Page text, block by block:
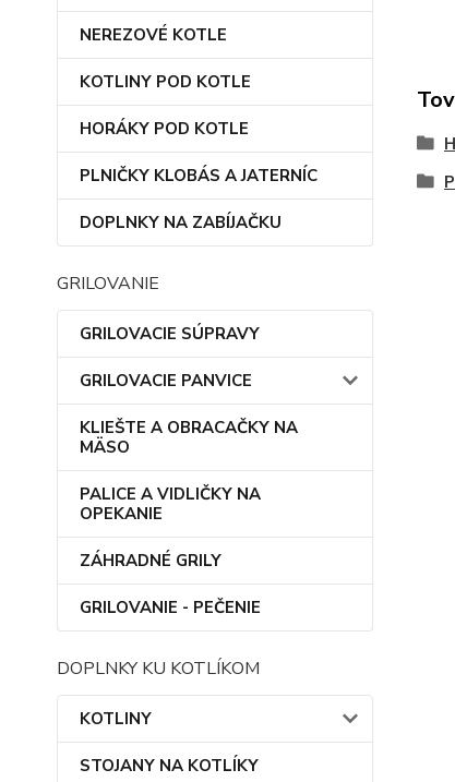
NEREZOVÉ KOTLE
KOTLINY POD KOTLE
HORÁKY POD KOTLE
PLNIČKY KLOBÁS A JATERNÍC
DOPLNKY NA ZABÍJAČKU
GRILOVANIE
GRILOVACIE SÚPRAVY
GRILOVACIE PANVICE
KLIEŠTE A OBRACAČKY NA
MÄSO
PALICE A VIDLIČKY NA
OPEKANIE
ZÁHRADNÉ GRILY
GRILOVANIE - PEČENIE
DOPLNKY KU KOTLÍKOM
KOTLINY
STOJANY NA KOTLÍKY